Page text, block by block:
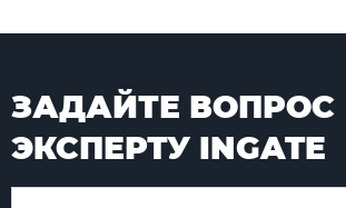
ЗАДАЙТЕ ВОПРОС
ЭКСПЕРТУ INGATE